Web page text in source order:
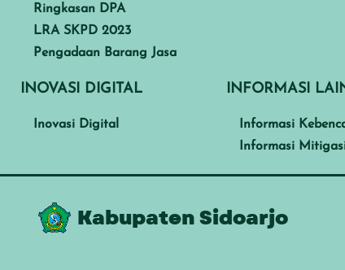
Ringkasan DPA
LRA SKPD 2023
Pengadaan Barang Jasa
INOVASI DIGITAL
Inovasi Digital
INFORMASI
Informasi
Informasi
Kabupaten Sidoarjo